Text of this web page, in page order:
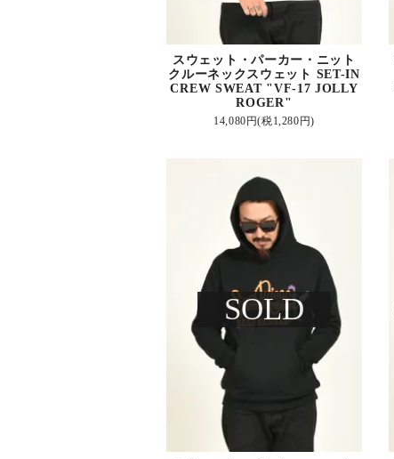
スウェット・パーカー・ニット
クルーネックスウェット SET-IN
CREW SWEAT "VF-17 JOLLY
ROGER"
14,080円(税1,280円)
SOLD